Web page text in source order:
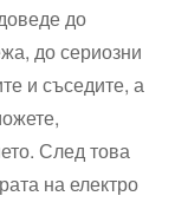
до
до сериозни
и съседите, а
След това
на електро